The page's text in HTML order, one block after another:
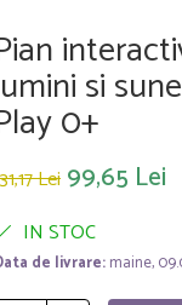
si
0+
Lei 99,65 Lei
IN STOC
de livrare:maine,